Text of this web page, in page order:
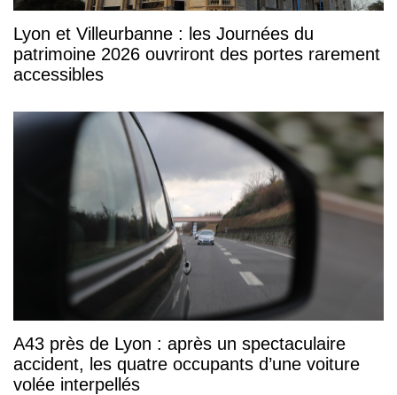
Lyon et Villeurbanne : les Journées du
patrimoine 2026 ouvriront des portes rarement
accessibles
A43 près de Lyon : après un spectaculaire
accident, les quatre occupants d’une voiture
volée interpellés